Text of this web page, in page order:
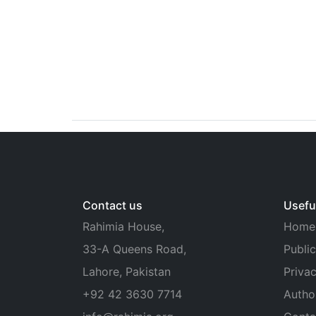
Contact us
Rahimia House,
33-A Queens Road,
Lahore, Pakistan
+92 42 3630 7714
Home